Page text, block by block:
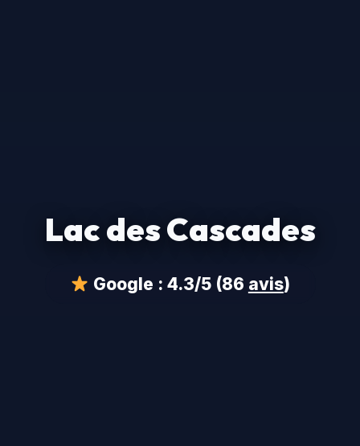
Lac des Cascades
Google : 4.3/5(86 avis)